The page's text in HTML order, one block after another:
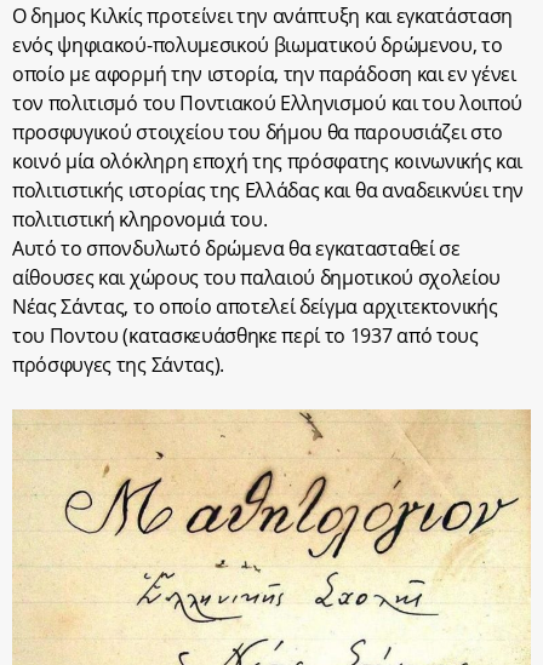
Ο δημος Κιλκίς προτείνει την ανάπτυξη και εγκατάσταση
ενός ψηφιακού-πολυμεσικού βιωματικού δρώμενου, το
οποίο με αφορμή την ιστορία, την παράδοση και εν γένει
τον πολιτισμό του Ποντιακού Ελληνισμού και του λοιπού
προσφυγικού στοιχείου του δήμου θα παρουσιάζει στο
κοινό μία ολόκληρη εποχή της πρόσφατης κοινωνικής και
πολιτιστικής ιστορίας της Ελλάδας και θα αναδεικνύει την
πολιτιστική κληρονομιά του.
Αυτό το σπονδυλωτό δρώμενα θα εγκατασταθεί σε
αίθουσες και χώρους του παλαιού δημοτικού σχολείου
Νέας Σάντας, το οποίο αποτελεί δείγμα αρχιτεκτονικής
του Ποντου (κατασκευάσθηκε περί το 1937 από τους
πρόσφυγες της Σάντας).